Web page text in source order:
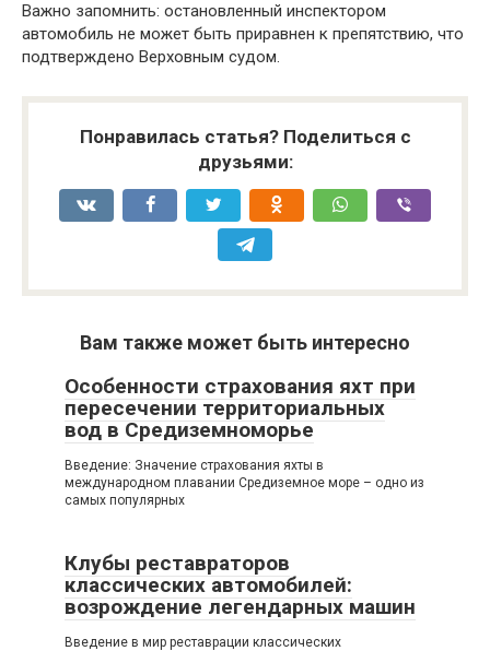
Важно запомнить: остановленный инспектором
автомобиль не может быть приравнен к препятствию, что
подтверждено Верховным судом.
Понравилась статья? Поделиться с
друзьями:
Вам также может быть интересно
Особенности страхования яхт при
пересечении территориальных
вод в Средиземноморье
Введение: Значение страхования яхты в
международном плавании Средиземное море – одно из
самых популярных
Клубы реставраторов
классических автомобилей:
возрождение легендарных машин
Введение в мир реставрации классических